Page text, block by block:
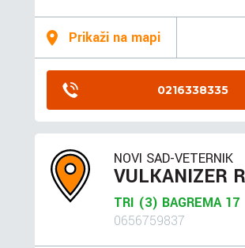
Prikaži na mapi
0216338335
NOVI SAD-VETERNIK
VULKANIZER
TRI (3) BAGREMA 17
0656759837